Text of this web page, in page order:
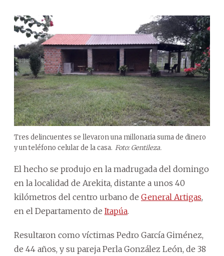
Tres delincuentes se llevaron una millonaria suma de dinero
y un teléfono celular de la casa. Foto: Gentileza.
El hecho se produjo en la madrugada del domingo
en la localidad de Arekita, distante a unos 40
kilómetros del centro urbano de General Artigas,
en el Departamento de Itapúa.
Resultaron como víctimas Pedro García Giménez,
de 44 años, y su pareja Perla González León, de 38